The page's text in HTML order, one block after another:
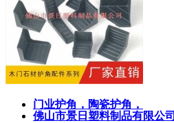
门业护角，陶瓷护角，
佛山市景日塑料制品有限公司